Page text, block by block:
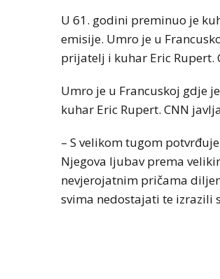
U 61. godini preminuo je
emisije. Umro je u
prijatelj i kuhar Eric Rupert.
Umro je u Francuskoj gdje
kuhar Eric Rupert. CNN
– S velikom tugom
Njegova ljubav prema
nevjerojatnim pričama
svima nedostajati te izrazili